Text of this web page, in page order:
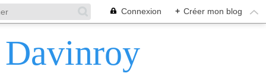
Connexion + Créer mon blog
Davinroy